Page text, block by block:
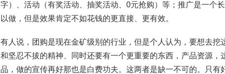
字）、活动（有奖活动、抽奖活动、0元抢购）等；推广是一个
以做，但是效果肯定不如花钱的更直接、更有效。
有人说，团购是现在金矿级别的行业，但是个人认为，要想去挖
和坚忍不拔的精神、同时还要有一个更重要的东西，产品资源
品，做的宣传再好那也是白费功夫。这两者是缺一不可的。只有